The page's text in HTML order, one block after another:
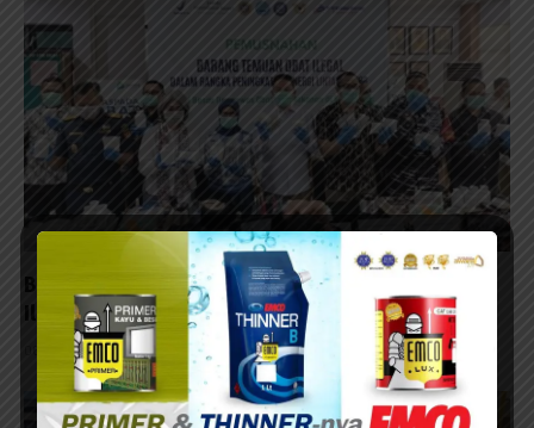
BPOM Surabaya Musnahkan 97.676 Tablet Obat
Ilegal Senilai Rp540 Juta
06/08/2026 - 14:14